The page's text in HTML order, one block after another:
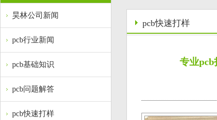
昊林公司新闻
pcb行业新闻
pcb基础知识
pcb问题解答
pcb快速打样
pcb快速打样
专业pcb